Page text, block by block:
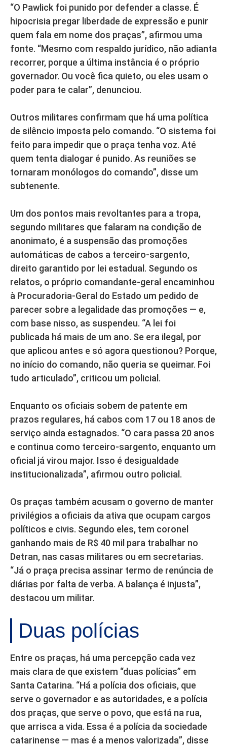
“O Pawlick foi punido por defender a classe. É
hipocrisia pregar liberdade de expressão e punir
quem fala em nome dos praças”, afirmou uma
fonte. “Mesmo com respaldo jurídico, não adianta
recorrer, porque a última instância é o próprio
governador. Ou você fica quieto, ou eles usam o
poder para te calar”, denunciou.
Outros militares confirmam que há uma política
de silêncio imposta pelo comando. “O sistema foi
feito para impedir que o praça tenha voz. Até
quem tenta dialogar é punido. As reuniões se
tornaram monólogos do comando”, disse um
subtenente.
Um dos pontos mais revoltantes para a tropa,
segundo militares que falaram na condição de
anonimato, é a suspensão das promoções
automáticas de cabos a terceiro-sargento,
direito garantido por lei estadual. Segundo os
relatos, o próprio comandante-geral encaminhou
à Procuradoria-Geral do Estado um pedido de
parecer sobre a legalidade das promoções — e,
com base nisso, as suspendeu. “A lei foi
publicada há mais de um ano. Se era ilegal, por
que aplicou antes e só agora questionou? Porque,
no início do comando, não queria se queimar. Foi
tudo articulado”, criticou um policial.
Enquanto os oficiais sobem de patente em
prazos regulares, há cabos com 17 ou 18 anos de
serviço ainda estagnados. “O cara passa 20 anos
e continua como terceiro-sargento, enquanto um
oficial já virou major. Isso é desigualdade
institucionalizada”, afirmou outro policial.
Os praças também acusam o governo de manter
privilégios a oficiais da ativa que ocupam cargos
políticos e civis. Segundo eles, tem coronel
ganhando mais de R$ 40 mil para trabalhar no
Detran, nas casas militares ou em secretarias.
“Já o praça precisa assinar termo de renúncia de
diárias por falta de verba. A balança é injusta”,
destacou um militar.
Duas polícias
Entre os praças, há uma percepção cada vez
mais clara de que existem “duas polícias” em
Santa Catarina. “Há a polícia dos oficiais, que
serve o governador e as autoridades, e a polícia
dos praças, que serve o povo, que está na rua,
que arrisca a vida. Essa é a polícia da sociedade
catarinense — mas é a menos valorizada”, disse